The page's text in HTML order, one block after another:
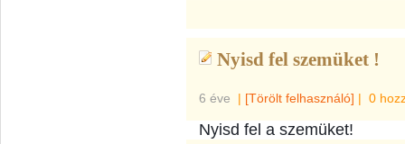
Nyisd fel szemüket !
6 éve | [Törölt felhasználó] | 0
Nyisd fel a szemüket!